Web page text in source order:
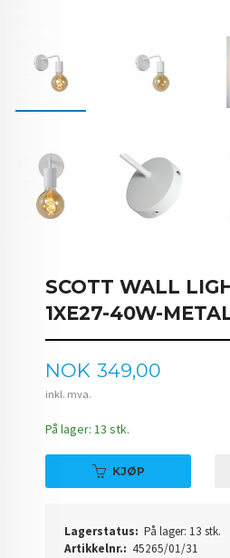
SCOTT WALL
1XE27-40W-
Pris
NOK 349,00
inkl. mva.
På lager: 13 stk.
KJØP
Lagerstatus: På lager: 13 stk.
Artikkelnr.: 45265/01/31